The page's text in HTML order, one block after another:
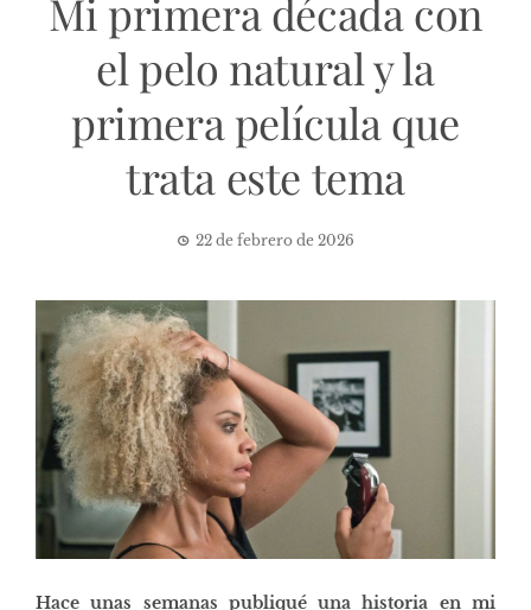
Mi primera década con
el pelo natural y la
primera película que
trata este tema
22 de febrero de 2026
Hace unas semanas publiqué una historia en mi